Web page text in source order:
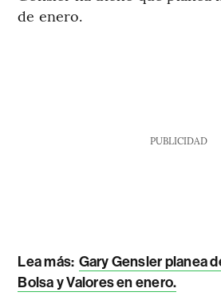
de enero.
PUBLICIDAD
Lea más: Gary Gensler planea
Bolsa y Valores en enero.